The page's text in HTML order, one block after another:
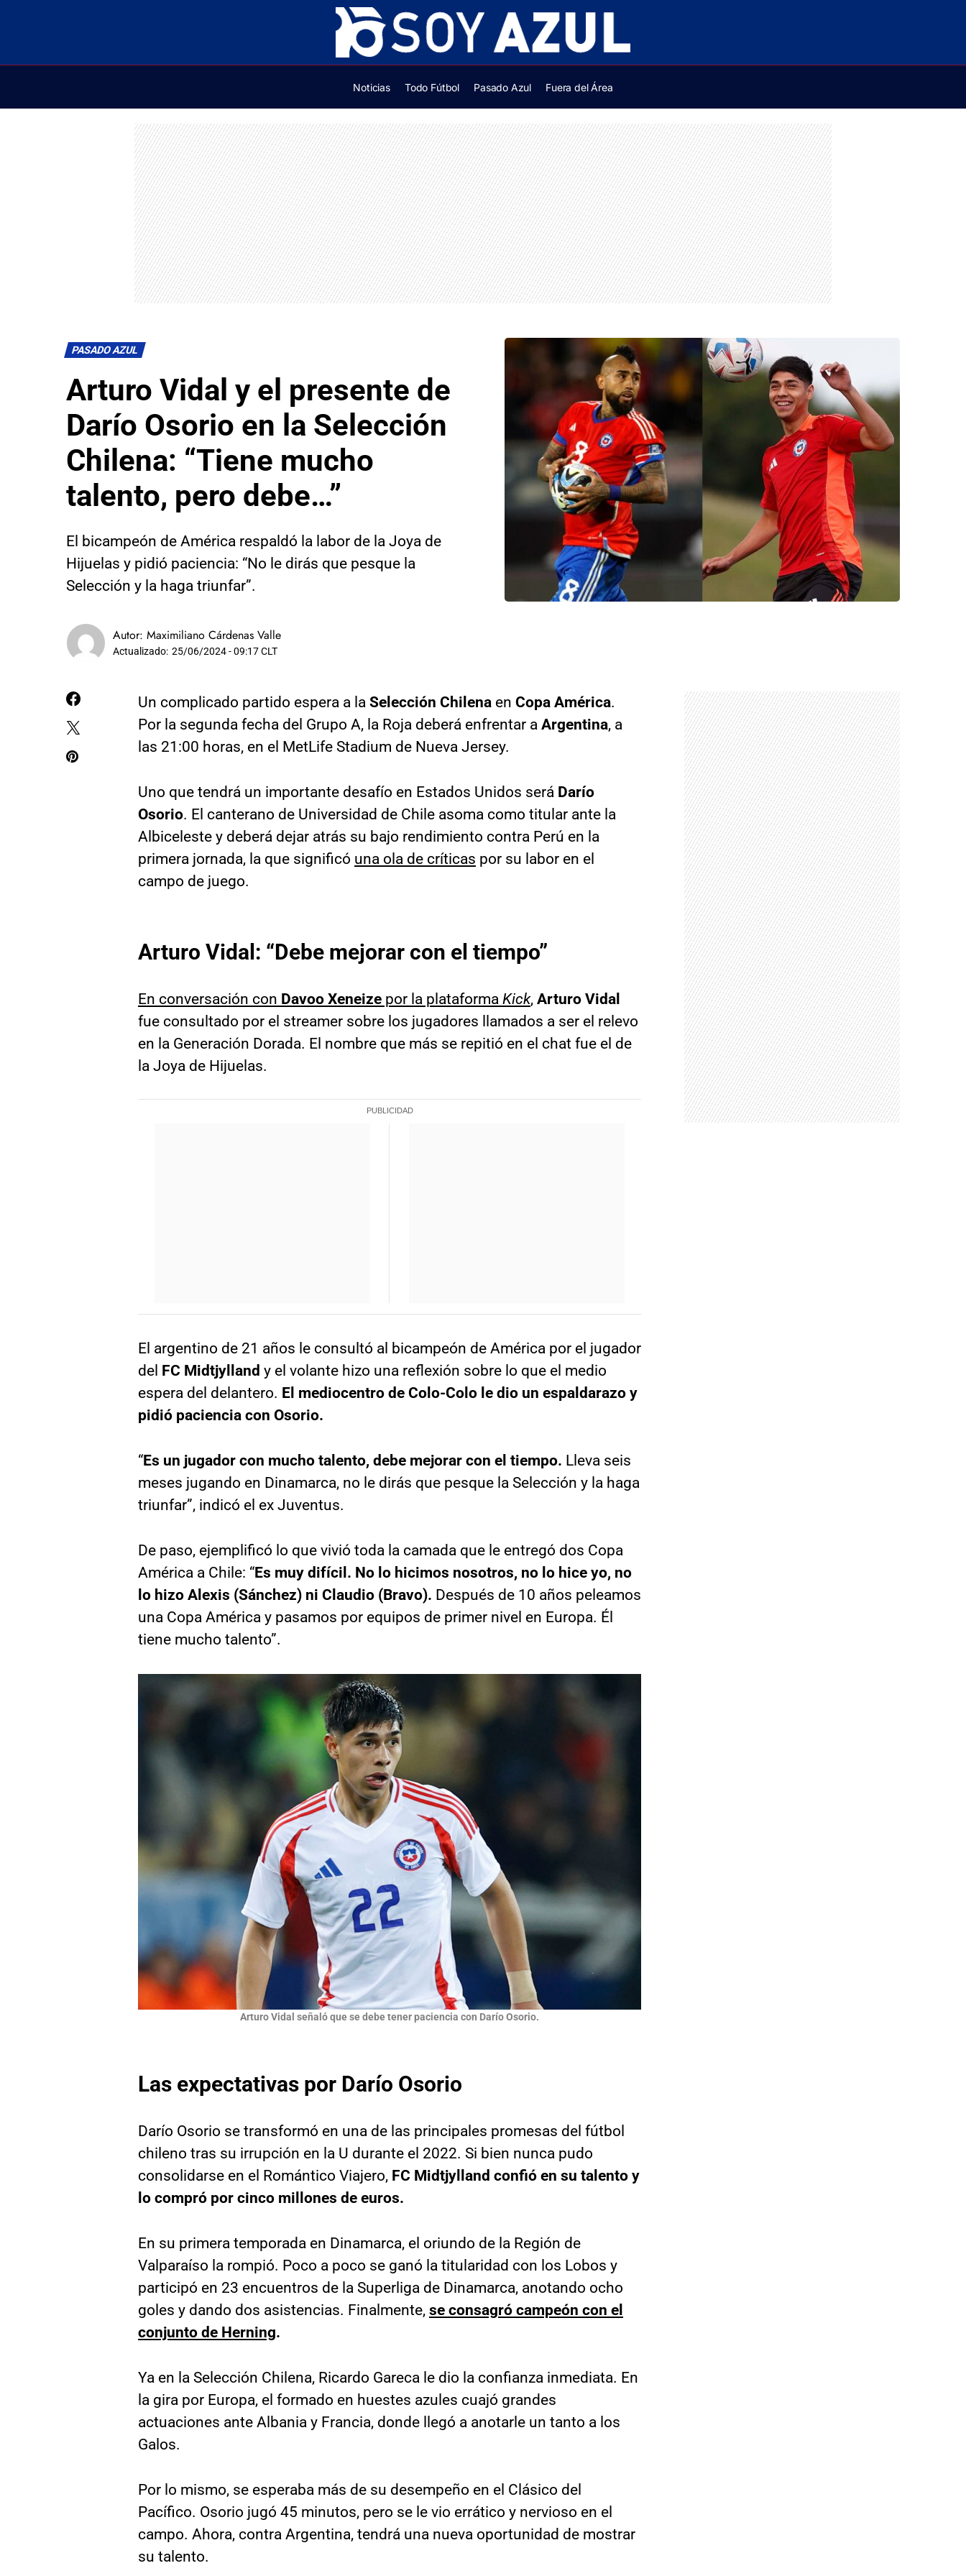
Noticias Todo Fútbol Pasado Azul Fuera del Área
PASADO AZUL
Arturo Vidal y el presente de
Darío Osorio en la Selección
Chilena: “Tiene mucho
talento, pero debe…”
El bicampeón de América respaldó la labor de la Joya de
Hijuelas y pidió paciencia: “No le dirás que pesque la
Selección y la haga triunfar”.
Autor: Maximiliano Cárdenas Valle
Actualizado: 25/06/2024 - 09:17 CLT
Un complicado partido espera a la Selección Chilena en Copa América.
Por la segunda fecha del Grupo A, la Roja deberá enfrentar a Argentina, a
las 21:00 horas, en el MetLife Stadium de Nueva Jersey.
Uno que tendrá un importante desafío en Estados Unidos será Darío
Osorio. El canterano de Universidad de Chile asoma como titular ante la
Albiceleste y deberá dejar atrás su bajo rendimiento contra Perú en la
primera jornada, la que significó una ola de críticas por su labor en el
campo de juego.
Arturo Vidal: “Debe mejorar con el tiempo”
En conversación con Davoo Xeneize por la plataforma Kick, Arturo Vidal
fue consultado por el streamer sobre los jugadores llamados a ser el relevo
en la Generación Dorada. El nombre que más se repitió en el chat fue el de
la Joya de Hijuelas.
El argentino de 21 años le consultó al bicampeón de América por el jugador
del FC Midtjylland y el volante hizo una reflexión sobre lo que el medio
espera del delantero. El mediocentro de Colo-Colo le dio un espaldarazo y
pidió paciencia con Osorio.
“Es un jugador con mucho talento, debe mejorar con el tiempo. Lleva seis
meses jugando en Dinamarca, no le dirás que pesque la Selección y la haga
triunfar”, indicó el ex Juventus.
De paso, ejemplificó lo que vivió toda la camada que le entregó dos Copa
América a Chile: “Es muy difícil. No lo hicimos nosotros, no lo hice yo, no
lo hizo Alexis (Sánchez) ni Claudio (Bravo). Después de 10 años peleamos
una Copa América y pasamos por equipos de primer nivel en Europa. Él
tiene mucho talento”.
Arturo Vidal señaló que se debe tener paciencia con Darío Osorio.
Las expectativas por Darío Osorio
Darío Osorio se transformó en una de las principales promesas del fútbol
chileno tras su irrupción en la U durante el 2022. Si bien nunca pudo
consolidarse en el Romántico Viajero, FC Midtjylland confió en su talento y
lo compró por cinco millones de euros.
En su primera temporada en Dinamarca, el oriundo de la Región de
Valparaíso la rompió. Poco a poco se ganó la titularidad con los Lobos y
participó en 23 encuentros de la Superliga de Dinamarca, anotando ocho
goles y dando dos asistencias. Finalmente, se consagró campeón con el
conjunto de Herning.
Ya en la Selección Chilena, Ricardo Gareca le dio la confianza inmediata. En
la gira por Europa, el formado en huestes azules cuajó grandes
actuaciones ante Albania y Francia, donde llegó a anotarle un tanto a los
Galos.
Por lo mismo, se esperaba más de su desempeño en el Clásico del
Pacífico. Osorio jugó 45 minutos, pero se le vio errático y nervioso en el
campo. Ahora, contra Argentina, tendrá una nueva oportunidad de mostrar
su talento.